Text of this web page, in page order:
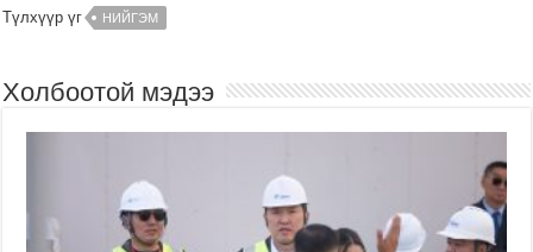
Түлхүүр үг НИЙГЭМ
Холбоотой мэдээ